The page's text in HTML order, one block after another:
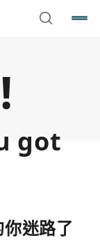
got
迷路了